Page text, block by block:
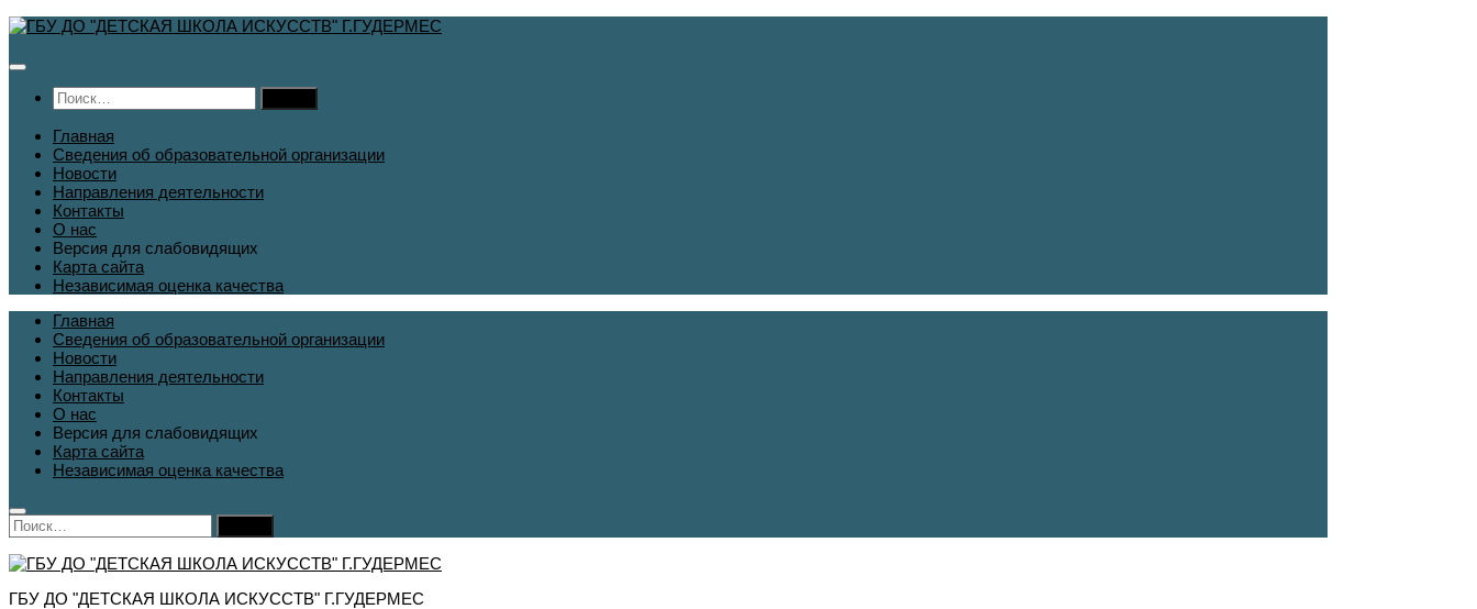
Перейти
содержимому
Найти:
Главная
Сведения об образовательной организации
Новости
Направления деятельности
Контакты
О нас
Версия для слабовидящих
Карта сайта
Независимая оценка качества
Главная
Сведения об образовательной организации
Новости
Направления деятельности
Контакты
О нас
Версия для слабовидящих
Карта сайта
Независимая оценка качества
Найти:
ГБУ ДО "ДЕТСКАЯ ШКОЛА ИСКУССТВ" Г.ГУДЕРМЕС